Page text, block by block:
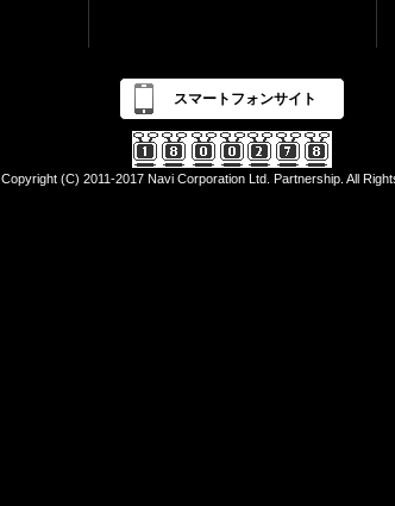
スマートフォンサイト
Copyright (C) 2011-2017 Navi Corporation Ltd. Partnership. All